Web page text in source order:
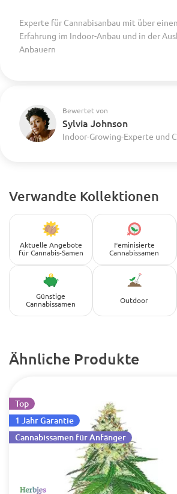
Experte für Cannabisanbau mit über
Erfahrung im Indoor-Anbau und in der
Anbauern
Bewertet von
Sylvia Johnson
Indoor-Growing-Experte und
Verwandte Kollektionen
Aktuelle Angebote
für Cannabis-Samen
Feminisierte
Cannabissamen
Günstige
Cannabissamen
Outdoor
Ähnliche Produkte
Top
1 Jahr Garantie
Cannabissamen für Anfänger